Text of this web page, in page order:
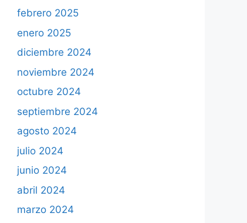
febrero 2025
enero 2025
diciembre 2024
noviembre 2024
octubre 2024
septiembre 2024
agosto 2024
julio 2024
junio 2024
abril 2024
marzo 2024